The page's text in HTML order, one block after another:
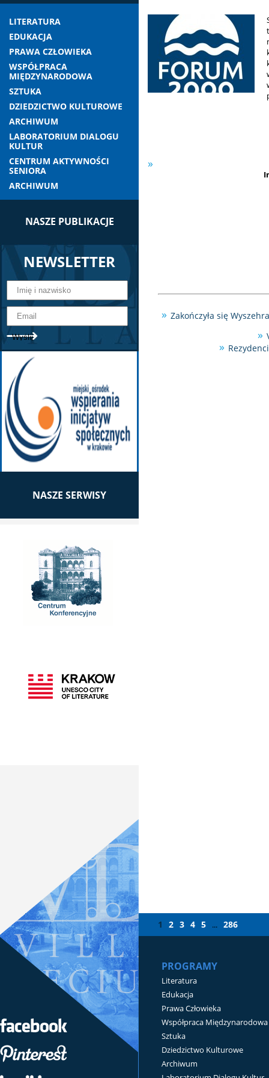
LITERATURA
EDUKACJA
PRAWA CZŁOWIEKA
WSPÓŁPRACA
MIĘDZYNARODOWA
SZTUKA
DZIEDZICTWO KULTUROWE
ARCHIWUM
LABORATORIUM DIALOGU
KULTUR
CENTRUM AKTYWNOŚCI
SENIORA
ARCHIWUM
NASZE PUBLIKACJE
NEWSLETTER
NASZE SERWISY
Zakończyła się
1 2 3 4 5 ... 286
PROGRAMY
Literatura
Edukacja
Prawa Człowieka
Współpraca Międzynarodowa
Sztuka
Dziedzictwo Kulturowe
Archiwum